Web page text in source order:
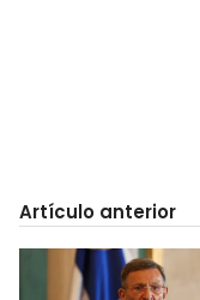
Artículo anterior